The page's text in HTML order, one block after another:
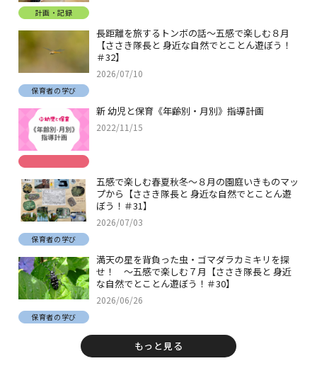
計画・記録
長距離を旅するトンボの話～五感で楽しむ８月
【ささき隊長と 身近な自然でとことん遊ぼう！
＃32】
2026/07/10
保育者の学び
新 幼児と保育《年齢別・月別》指導計画
2022/11/15
五感で楽しむ春夏秋冬～８月の園庭いきものマッ
プから【ささき隊長と 身近な自然でとことん遊
ぼう！＃31】
2026/07/03
保育者の学び
満天の星を背負った虫・ゴマダラカミキリを探
せ！ ～五感で楽しむ７月【ささき隊長と 身近
な自然でとことん遊ぼう！＃30】
2026/06/26
保育者の学び
もっと見る